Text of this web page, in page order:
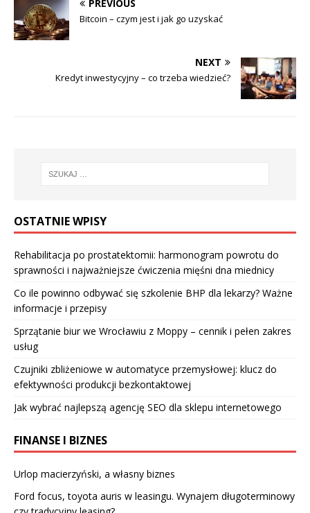
PREVIOUS
Bitcoin – czym jest i jak go uzyskać
NEXT
Kredyt inwestycyjny – co trzeba wiedzieć?
OSTATNIE WPISY
Rehabilitacja po prostatektomii: harmonogram powrotu do
sprawności i najważniejsze ćwiczenia mięśni dna miednicy
Co ile powinno odbywać się szkolenie BHP dla lekarzy? Ważne
informacje i przepisy
Sprzątanie biur we Wrocławiu z Moppy – cennik i pełen zakres
usług
Czujniki zbliżeniowe w automatyce przemysłowej: klucz do
efektywności produkcji bezkontaktowej
Jak wybrać najlepszą agencję SEO dla sklepu internetowego
FINANSE I BIZNES
Urlop macierzyński, a własny biznes
Ford focus, toyota auris w leasingu. Wynajem długoterminowy